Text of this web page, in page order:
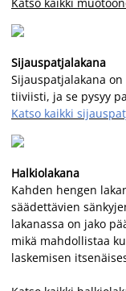
Sijauspatjalakana
Sijauspatjalakana
tiiviisti, ja se pysyy
Katso kaikki
Halkiolakana
Kahden hengen
säädettävien
lakanassa on jako
mikä mahdollistaa
laskemisen